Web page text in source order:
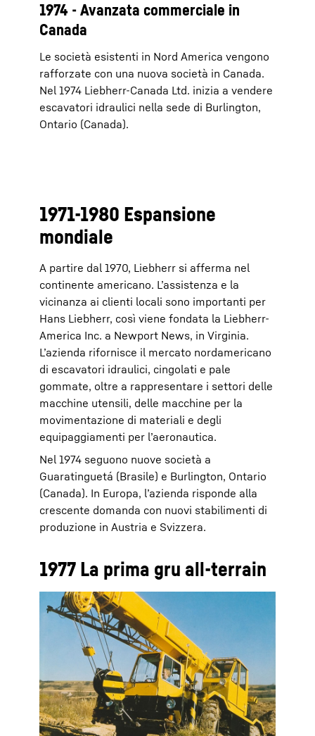
1974 - Avanzata commerciale in
Canada
Le società esistenti in Nord America vengono
rafforzate con una nuova società in Canada.
Nel 1974 Liebherr-Canada Ltd. inizia a vendere
escavatori idraulici nella sede di Burlington,
Ontario (Canada).
1971-1980 Espansione
mondiale
A partire dal 1970, Liebherr si afferma nel
continente americano. L’assistenza e la
vicinanza ai clienti locali sono importanti per
Hans Liebherr, così viene fondata la Liebherr-
America Inc. a Newport News, in Virginia.
L’azienda rifornisce il mercato nordamericano
di escavatori idraulici, cingolati e pale
gommate, oltre a rappresentare i settori delle
macchine utensili, delle macchine per la
movimentazione di materiali e degli
equipaggiamenti per l’aeronautica.
Nel 1974 seguono nuove società a
Guaratinguetá (Brasile) e Burlington, Ontario
(Canada). In Europa, l’azienda risponde alla
crescente domanda con nuovi stabilimenti di
produzione in Austria e Svizzera.
1977 La prima gru all-terrain